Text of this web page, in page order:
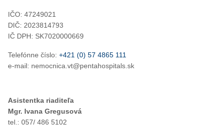
IČO: 47249021
DIČ: 2023814793
IČ DPH: SK7020000669
Telefónne číslo: +421 (0) 57 4865 111
e-mail: nemocnica.vt@pentahospitals.sk
Asistentka riaditeľa
Mgr. Ivana Gregusová
tel.: 057/ 486 5102